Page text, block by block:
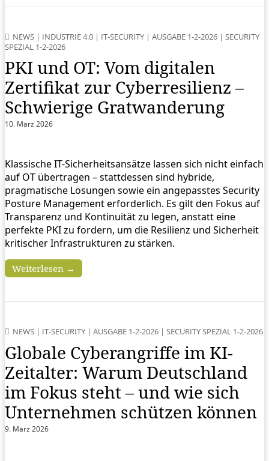
NEWS | INDUSTRIE 4.0 | IT-SECURITY | AUSGABE 1-2-2026 | SECURITY
SPEZIAL 1-2-2026
PKI und OT: Vom digitalen
Zertifikat zur Cyberresilienz –
Schwierige Gratwanderung
10. März 2026
Klassische IT-Sicherheitsansätze lassen sich nicht einfach
auf OT übertragen – stattdessen sind hybride,
pragmatische Lösungen sowie ein angepasstes Security
Posture Management erforderlich. Es gilt den Fokus auf
Transparenz und Kontinuität zu legen, anstatt eine
perfekte PKI zu fordern, um die Resilienz und Sicherheit
kritischer Infrastrukturen zu stärken.
Weiterlesen →
NEWS | IT-SECURITY | AUSGABE 1-2-2026 | SECURITY SPEZIAL 1-2-2026
Globale Cyberangriffe im KI-
Zeitalter: Warum Deutschland
im Fokus steht – und wie sich
Unternehmen schützen können
9. März 2026